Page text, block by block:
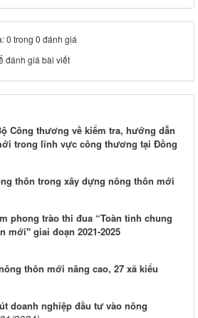
0 trong 0 đánh giá
đánh giá bài viết
Công thương về kiểm tra, hướng dẫn
trong lĩnh vực công thương tại Đồng
thôn trong xây dựng nông thôn mới
phong trào thi đua “Toàn tỉnh chung
mới" giai đoạn 2021-2025
thôn mới nâng cao, 27 xã kiểu
doanh nghiệp đầu tư vào nông